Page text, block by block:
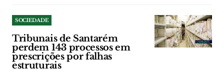
SOCIEDADE
Tribunais de Santarém
perdem 143 processos em
prescrições por falhas
estruturais